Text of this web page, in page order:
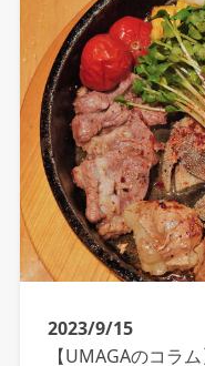
2023/9/15
【UMAGAのコラ